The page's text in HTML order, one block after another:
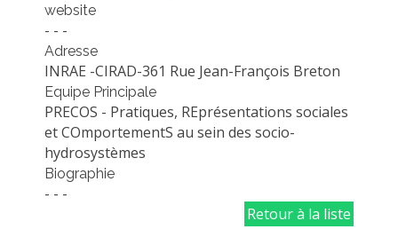
SÉMINAIRES RÉGULIERS
FORMATION
INGÉNIEUR
FORMATION CONTINUE
FORMATION DOCTORALE
THÈSES EN COURS
website
- - -
Adresse
INRAE -CIRAD-361 Rue Jean-François Breton
Equipe Principale
PRECOS - Pratiques, REprésentations sociales
et COmportementS au sein des socio-
hydrosystèmes
Biographie
- - -
Retour à la liste